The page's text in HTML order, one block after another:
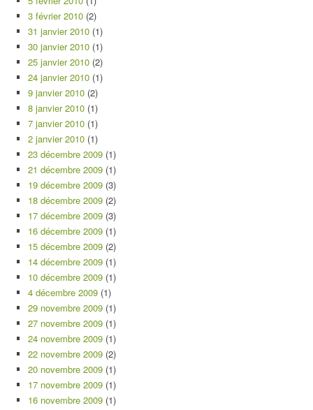
3 février 2010 (2)
31 janvier 2010 (1)
30 janvier 2010 (1)
25 janvier 2010 (2)
24 janvier 2010 (1)
9 janvier 2010 (2)
8 janvier 2010 (1)
7 janvier 2010 (1)
2 janvier 2010 (1)
23 décembre 2009 (1)
21 décembre 2009 (1)
19 décembre 2009 (3)
18 décembre 2009 (2)
17 décembre 2009 (3)
16 décembre 2009 (1)
15 décembre 2009 (2)
14 décembre 2009 (1)
10 décembre 2009 (1)
4 décembre 2009 (1)
29 novembre 2009 (1)
27 novembre 2009 (1)
24 novembre 2009 (1)
22 novembre 2009 (2)
20 novembre 2009 (1)
17 novembre 2009 (1)
16 novembre 2009 (1)